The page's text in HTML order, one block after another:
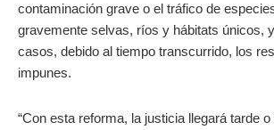
contaminación grave o el tráfico de
gravemente selvas, ríos y hábitats únicos,
casos, debido al tiempo transcurrido, los
impunes.
“Con esta reforma, la justicia llegará tarde